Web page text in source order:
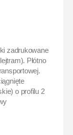
zadrukowane
Płótno
o profilu 2